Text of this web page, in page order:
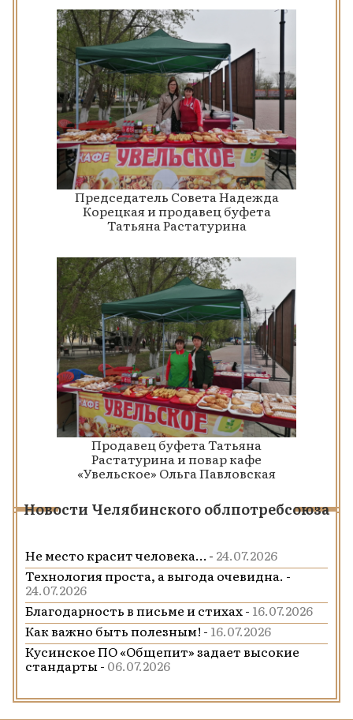
Председатель Совета Надежда
Корецкая и продавец буфета
Татьяна Растатурина
Продавец буфета Татьяна
Растатурина и повар кафе
«Увельское» Ольга Павловская
Новости Челябинского облпотребсоюза
Не место красит человека… - 24.07.2026
Технология проста, а выгода очевидна. -
24.07.2026
Благодарность в письме и стихах - 16.07.2026
Как важно быть полезным! - 16.07.2026
Кусинское ПО «Общепит» задает высокие
стандарты - 06.07.2026